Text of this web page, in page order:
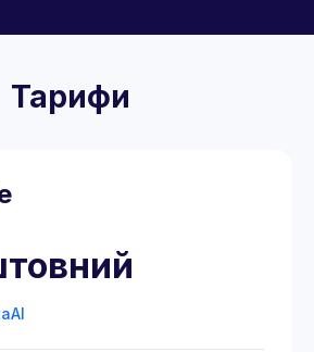
Тарифи